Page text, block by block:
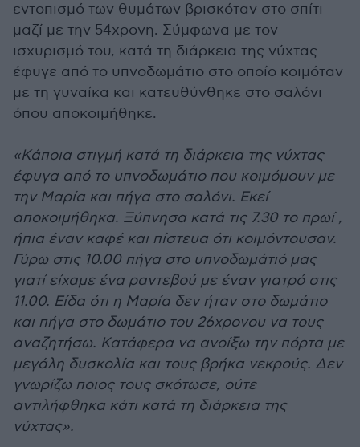
εντοπισμό των θυμάτων βρισκόταν στο σπίτι
μαζί με την 54χρονη. Σύμφωνα με τον
ισχυρισμό του, κατά τη διάρκεια της νύχτας
έφυγε από το υπνοδωμάτιο στο οποίο κοιμόταν
με τη γυναίκα και κατευθύνθηκε στο σαλόνι
όπου αποκοιμήθηκε.
«Κάποια στιγμή κατά τη διάρκεια της νύχτας
έφυγα από το υπνοδωμάτιο που κοιμόμουν με
την Μαρία και πήγα στο σαλόνι. Εκεί
αποκοιμήθηκα. Ξύπνησα κατά τις 7.30 το πρωί ,
ήπια έναν καφέ και πίστευα ότι κοιμόντουσαν.
Γύρω στις 10.00 πήγα στο υπνοδωμάτιό μας
γιατί είχαμε ένα ραντεβού με έναν γιατρό στις
11.00. Είδα ότι η Μαρία δεν ήταν στο δωμάτιο
και πήγα στο δωμάτιο του 26χρονου να τους
αναζητήσω. Κατάφερα να ανοίξω την πόρτα με
μεγάλη δυσκολία και τους βρήκα νεκρούς. Δεν
γνωρίζω ποιος τους σκότωσε, ούτε
αντιλήφθηκα κάτι κατά τη διάρκεια της
νύχτας».